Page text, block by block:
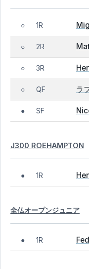
○ 1R
○ 2R
○ 3R
○ QF ラ
● SF
J300 ROEHAMPTON
● 1R
全仏オープンジュニア
● 1R